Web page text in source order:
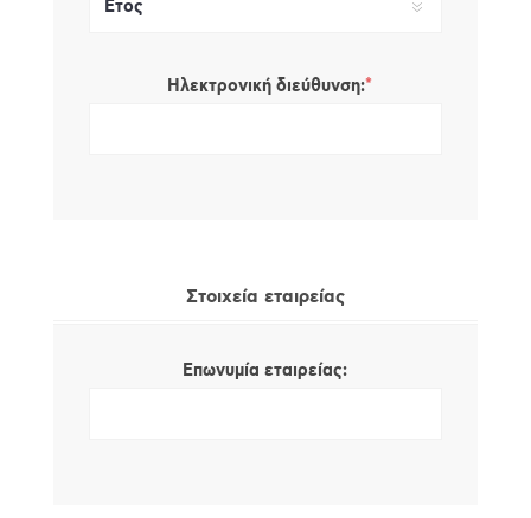
Ηλεκτρονική διεύθυνση:*
Στοιχεία εταιρείας
Επωνυμία εταιρείας: